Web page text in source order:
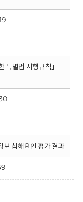
특별법 시행규칙」
보 침해요인 평가 결과